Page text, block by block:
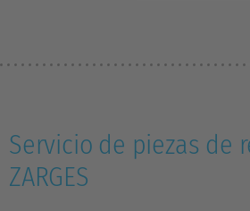
Servicio de piezas de
ZARGES